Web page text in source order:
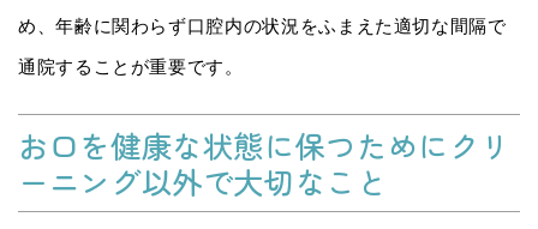
め、年齢に関わらず口腔内の状況をふまえた適切な間隔で
通院することが重要です。
お口を健康な状態に保つためにクリ
ーニング以外で大切なこと